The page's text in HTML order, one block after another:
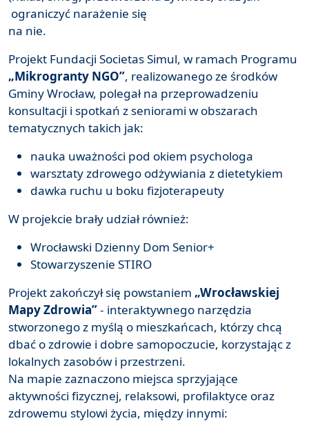
ograniczyć narażenie się
na nie.
Projekt Fundacji Societas Simul, w ramach Programu
„Mikrogranty NGO”, realizowanego ze środków
Gminy Wrocław, polegał na przeprowadzeniu
konsultacji i spotkań z seniorami w obszarach
tematycznych takich jak:
nauka uważności pod okiem psychologa
warsztaty zdrowego odżywiania z dietetykiem
dawka ruchu u boku fizjoterapeuty
W projekcie brały udział również:
Wrocławski Dzienny Dom Senior+
Stowarzyszenie STIRO
Projekt zakończył się powstaniem „Wrocławskiej
Mapy Zdrowia”- interaktywnego narzędzia
stworzonego z myślą o mieszkańcach, którzy chcą
dbać o zdrowie i dobre samopoczucie, korzystając z
lokalnych zasobów i przestrzeni.
Na mapie zaznaczono miejsca sprzyjające
aktywności fizycznej, relaksowi, profilaktyce oraz
zdrowemu stylowi życia, między innymi: